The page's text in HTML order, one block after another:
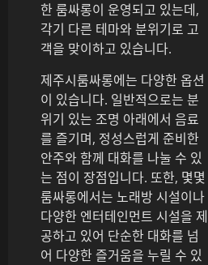
한 룸싸롱이 운영되고 있는데,
각기 다른 테마와 분위기로 고
객을 맞이하고 있습니다.
제주시룸싸롱에는 다양한 옵션
이 있습니다. 일반적으로는 분
위기 있는 조명 아래에서 음료
를 즐기며, 정성스럽게 준비한
안주와 함께 대화를 나눌 수 있
는 점이 장점입니다. 또한, 몇몇
룸싸롱에서는 노래방 시설이나
다양한 엔터테인먼트 시설을 제
공하고 있어 단순한 대화를 넘
어 다양한 즐거움을 누릴 수 있